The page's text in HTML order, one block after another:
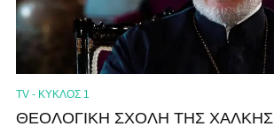
TV - ΚΥΚΛΟΣ 1
ΘΕΟΛΟΓΙΚΗ ΣΧΟΛΗ ΤΗΣ ΧΑΛΚΗΣ